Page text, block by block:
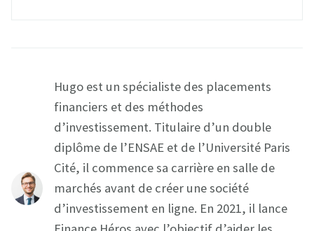
Hugo est un spécialiste des placements
financiers et des méthodes
d’investissement. Titulaire d’un double
diplôme de l’ENSAE et de l’Université Paris
Cité, il commence sa carrière en salle de
marchés avant de créer une société
d’investissement en ligne. En 2021, il lance